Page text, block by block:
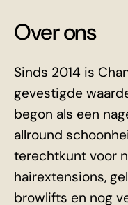
Over ons
Sinds 2014 is
gevestigde
begon als een
allround
terechtkunt voor
hairextensions,
browlifts en nog